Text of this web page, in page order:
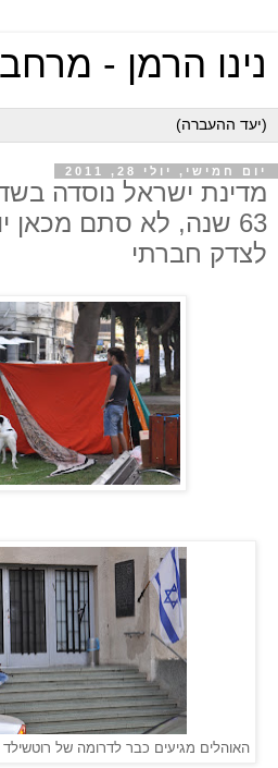
נינו הרמן -
יום חמישי, יולי 28, 2011
מדינת ישראל נוסדה
63 שנה, לא סתם מכאן
לצדק חברתי
האוהלים מגיעים כבר לדרומה של